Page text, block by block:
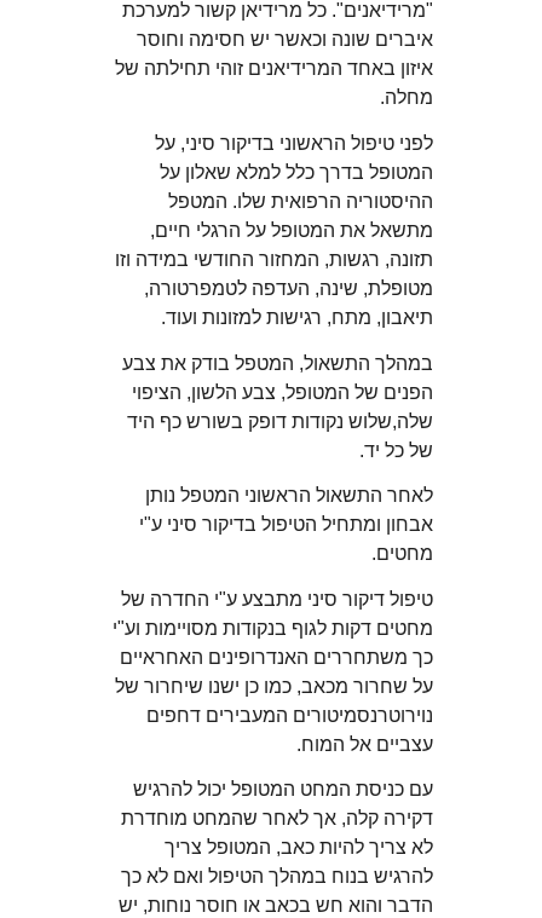
"מרידיאנים". כל מרידיאן קשור למערכת
איברים שונה וכאשר יש חסימה וחוסר
איזון באחד המרידיאנים זוהי תחילתה של
מחלה.
לפני טיפול הראשוני בדיקור סיני, על
המטופל בדרך כלל למלא שאלון על
ההיסטוריה הרפואית שלו. המטפל
מתשאל את המטופל על הרגלי חיים,
תזונה, רגשות, המחזור החודשי במידה וזו
מטופלת, שינה, העדפה לטמפרטורה,
תיאבון, מתח, רגישות למזונות ועוד.
במהלך התשאול, המטפל בודק את צבע
הפנים של המטופל, צבע הלשון, הציפוי
שלה,שלוש נקודות דופק בשורש כף היד
של כל יד.
לאחר התשאול הראשוני המטפל נותן
אבחון ומתחיל הטיפול בדיקור סיני ע"י
מחטים.
טיפול דיקור סיני מתבצע ע"י החדרה של
מחטים דקות לגוף בנקודות מסויימות וע"י
כך משתחררים האנדרופינים האחראיים
על שחרור מכאב, כמו כן ישנו שיחרור של
נוירוטרנסמיטורים המעבירים דחפים
עצביים אל המוח.
עם כניסת המחט המטופל יכול להרגיש
דקירה קלה, אך לאחר שהמחט מוחדרת
לא צריך להיות כאב, המטופל צריך
להרגיש בנוח במהלך הטיפול ואם לא כך
הדבר והוא חש בכאב או חוסר נוחות, יש